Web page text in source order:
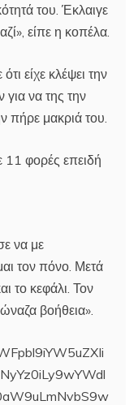
του. Έκλαιγε
είπε η κοπέλα.
είχε κλέψει την
να της την
πήρε μακριά του.
να με
τον πόνο. Μετά
το κεφάλι. Τον
βοήθεια».